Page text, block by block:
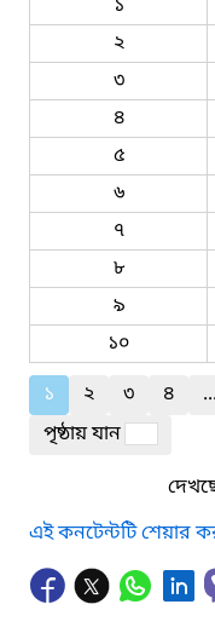
১
২
৩
৪
৫
৬
৭
৮
৯
১০
১
২ ৩ ৪ ...
পৃষ্ঠায় যান
এই কনটেন্টটি শেয়ার